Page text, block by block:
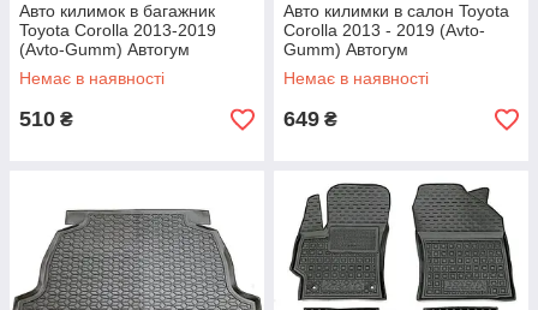
Авто килимок в багажник
Toyota Corolla 2013-2019
(Avto-Gumm) Автогум
Немає в наявності
510 ₴
Авто килимки в салон Toyota
Corolla 2013 - 2019 (Avto-
Gumm) Автогум
Немає в наявності
649 ₴